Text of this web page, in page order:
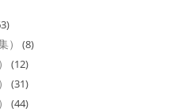
(8)
(12)
(31)
(44)